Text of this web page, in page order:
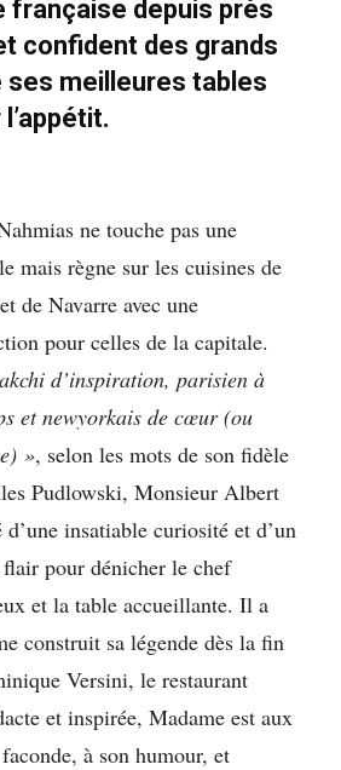
française depuis près
confident des grands
ses meilleures tables
ne touche pas une
mais règne sur les cuisines de
de Navarre avec une
pour celles de la capitale.
d’inspiration, parisien à
et newyorkais de cœur (ou
», selon les mots de son fidèle
Pudlowski, Monsieur Albert
d’une insatiable curiosité et d’un
pour dénicher le chef
et la table accueillante. Il a
construit sa légende dès la fin
Versini, le restaurant
et inspirée, Madame est aux
à son humour, et